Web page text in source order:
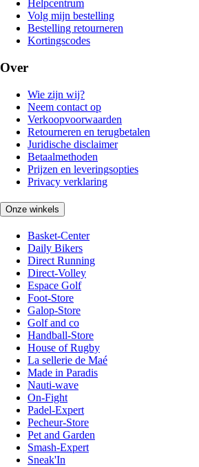
Helpcentrum
Volg mijn bestelling
Bestelling retourneren
Kortingscodes
Over
Wie zijn wij?
Neem contact op
Verkoopvoorwaarden
Retourneren en terugbetalen
Juridische disclaimer
Betaalmethoden
Prijzen en leveringsopties
Privacy verklaring
Onze winkels
Basket-Center
Daily Bikers
Direct Running
Direct-Volley
Espace Golf
Foot-Store
Galop-Store
Golf and co
Handball-Store
House of Rugby
La sellerie de Maé
Made in Paradis
Nauti-wave
On-Fight
Padel-Expert
Pecheur-Store
Pet and Garden
Smash-Expert
Sneak'In